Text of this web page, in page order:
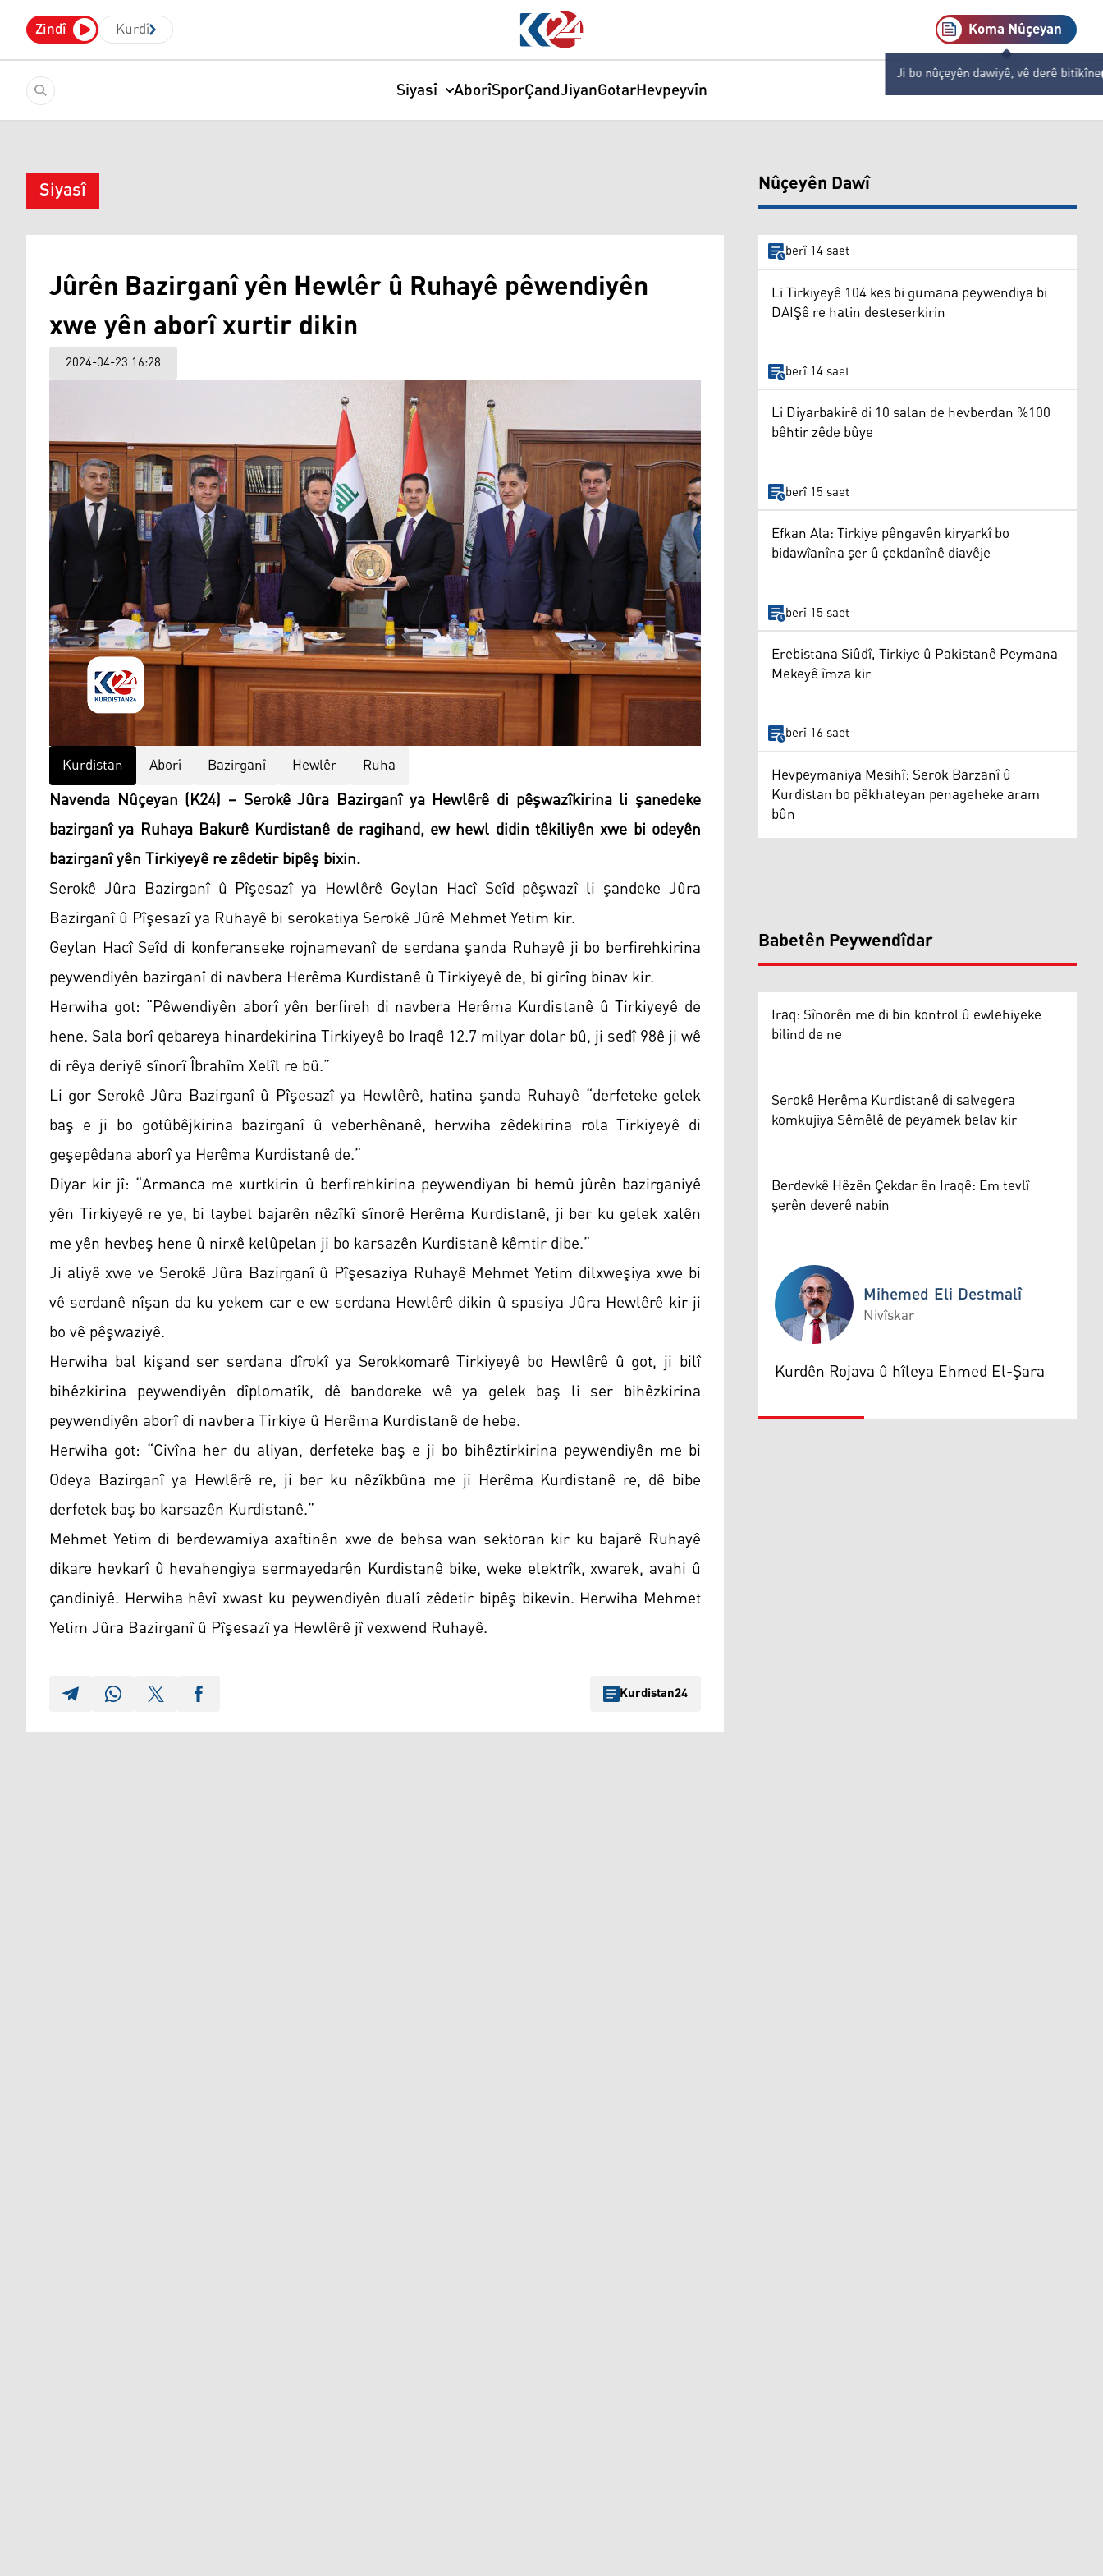
Zindî Kurdî Koma Nûçeyan
Ji bo nûçeyên dawiyê, vê derê bitikîne
Siyasî AborîSporÇandJiyanGotarHevpeyvîn
Siyasî
Jûrên Bazirganî yên Hewlêr û Ruhayê pêwendiyên
xwe yên aborî xurtir dikin
2024-04-23 16:28
Kurdistan Aborî Bazirganî Hewlêr Ruha
Navenda Nûçeyan (K24) – Serokê Jûra Bazirganî ya Hewlêrê di pêşwazîkirina li şanedeke
bazirganî ya Ruhaya Bakurê Kurdistanê de ragihand, ew hewl didin têkiliyên xwe bi odeyên
bazirganî yên Tirkiyeyê re zêdetir bipêş bixin.
Serokê Jûra Bazirganî û Pîşesazî ya Hewlêrê Geylan Hacî Seîd pêşwazî li şandeke Jûra
Bazirganî û Pîşesazî ya Ruhayê bi serokatiya Serokê Jûrê Mehmet Yetim kir.
Geylan Hacî Seîd di konferanseke rojnamevanî de serdana şanda Ruhayê ji bo berfirehkirina
peywendiyên bazirganî di navbera Herêma Kurdistanê û Tirkiyeyê de, bi girîng binav kir.
Herwiha got: “Pêwendiyên aborî yên berfireh di navbera Herêma Kurdistanê û Tirkiyeyê de
hene. Sala borî qebareya hinardekirina Tirkiyeyê bo Iraqê 12.7 milyar dolar bû, ji sedî 98ê ji wê
di rêya deriyê sînorî Îbrahîm Xelîl re bû.”
Li gor Serokê Jûra Bazirganî û Pîşesazî ya Hewlêrê, hatina şanda Ruhayê “derfeteke gelek
baş e ji bo gotûbêjkirina bazirganî û veberhênanê, herwiha zêdekirina rola Tirkiyeyê di
geşepêdana aborî ya Herêma Kurdistanê de.”
Diyar kir jî: “Armanca me xurtkirin û berfirehkirina peywendiyan bi hemû jûrên bazirganiyê
yên Tirkiyeyê re ye, bi taybet bajarên nêzîkî sînorê Herêma Kurdistanê, ji ber ku gelek xalên
me yên hevbeş hene û nirxê kelûpelan ji bo karsazên Kurdistanê kêmtir dibe.”
Ji aliyê xwe ve Serokê Jûra Bazirganî û Pîşesaziya Ruhayê Mehmet Yetim dilxweşiya xwe bi
vê serdanê nîşan da ku yekem car e ew serdana Hewlêrê dikin û spasiya Jûra Hewlêrê kir ji
bo vê pêşwaziyê.
Herwiha bal kişand ser serdana dîrokî ya Serokkomarê Tirkiyeyê bo Hewlêrê û got, ji bilî
bihêzkirina peywendiyên dîplomatîk, dê bandoreke wê ya gelek baş li ser bihêzkirina
peywendiyên aborî di navbera Tirkiye û Herêma Kurdistanê de hebe.
Herwiha got: “Civîna her du aliyan, derfeteke baş e ji bo bihêztirkirina peywendiyên me bi
Odeya Bazirganî ya Hewlêrê re, ji ber ku nêzîkbûna me ji Herêma Kurdistanê re, dê bibe
derfetek baş bo karsazên Kurdistanê.”
Mehmet Yetim di berdewamiya axaftinên xwe de behsa wan sektoran kir ku bajarê Ruhayê
dikare hevkarî û hevahengiya sermayedarên Kurdistanê bike, weke elektrîk, xwarek, avahi û
çandiniyê. Herwiha hêvî xwast ku peywendiyên dualî zêdetir bipêş bikevin. Herwiha Mehmet
Yetim Jûra Bazirganî û Pîşesazî ya Hewlêrê jî vexwend Ruhayê.
Kurdistan24
Nûçeyên Dawî
berî 14 saet
Li Tirkiyeyê 104 kes bi gumana peywendiya bi
DAIŞê re hatin desteserkirin
berî 14 saet
Li Diyarbakirê di 10 salan de hevberdan %100
bêhtir zêde bûye
berî 15 saet
Efkan Ala: Tirkiye pêngavên kiryarkî bo
bidawîanîna şer û çekdanînê diavêje
berî 15 saet
Erebistana Siûdî, Tirkiye û Pakistanê Peymana
Mekeyê îmza kir
berî 16 saet
Hevpeymaniya Mesihî: Serok Barzanî û
Kurdistan bo pêkhateyan penageheke aram
bûn
Babetên Peywendîdar
Iraq: Sînorên me di bin kontrol û ewlehiyeke
bilind de ne
Serokê Herêma Kurdistanê di salvegera
komkujiya Sêmêlê de peyamek belav kir
Berdevkê Hêzên Çekdar ên Iraqê: Em tevlî
şerên deverê nabin
Mihemed Eli Destmalî
Mihemed Eli Destmalî
Nivîskar
Kurdên Rojava û hîleya Ehmed El-Şara